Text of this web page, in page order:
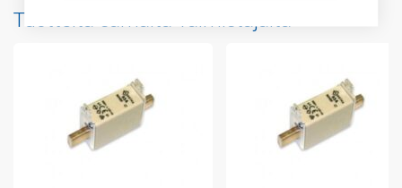
Tuotteita samalta valmistajalta